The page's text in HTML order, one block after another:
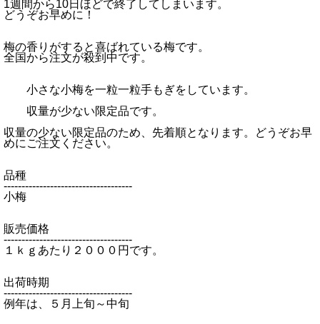
1週間から10日ほどで終了してしまいます。
どうぞお早めに！
梅の香りがすると喜ばれている梅です。
全国から注文が殺到中です。
小さな小梅を一粒一粒手もぎをしています。
収量が少ない限定品です。
収量の少ない限定品のため、先着順となります。どうぞお早
めにご注文ください。
品種
------------------------------------
小梅
販売価格
------------------------------------
１ｋｇあたり２０００円です。
出荷時期
------------------------------------
例年は、５月上旬～中旬